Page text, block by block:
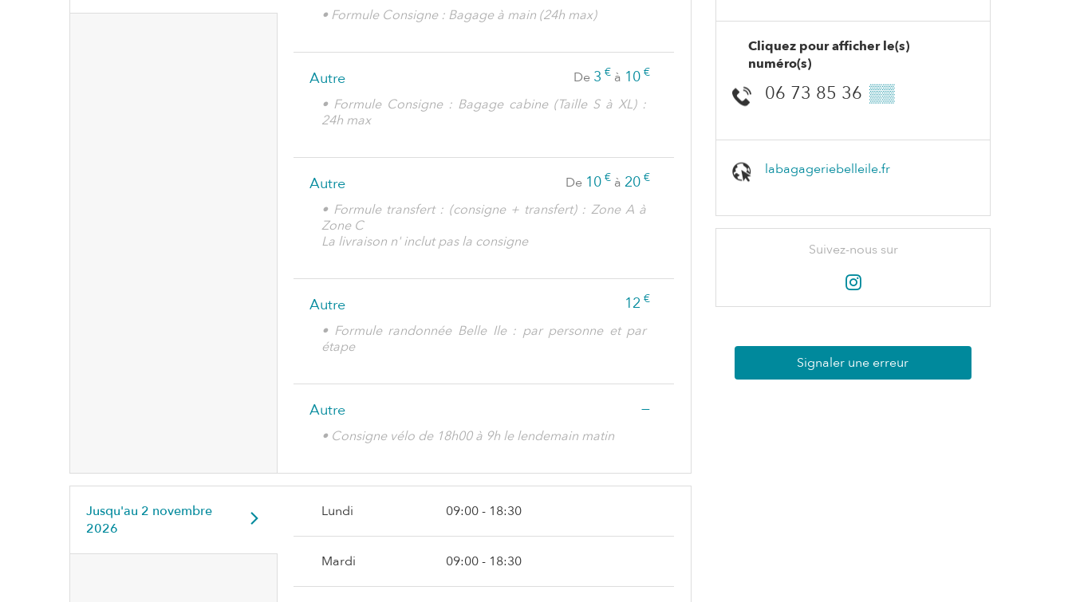
• Formule Consigne : Bagage à main (24h max)
Autre De 3 € à 10 €
• Formule Consigne : Bagage cabine (Taille S à XL) :
24h max
Autre De 10 € à 20 €
• Formule transfert : (consigne + transfert) : Zone A à
Zone C
La livraison n' inclut pas la consigne
Autre 12 €
• Formule randonnée Belle Ile : par personne et par
étape
Autre —
• Consigne vélo de 18h00 à 9h le lendemain matin
Jusqu'au 2 novembre
2026
Lundi 09:00 - 18:30
Mardi 09:00 - 18:30
Cliquez pour afficher le(s)
numéro(s)
06 73 85 36 ▒▒
labagageriebelleile.fr
Suivez-nous sur
Signaler une erreur